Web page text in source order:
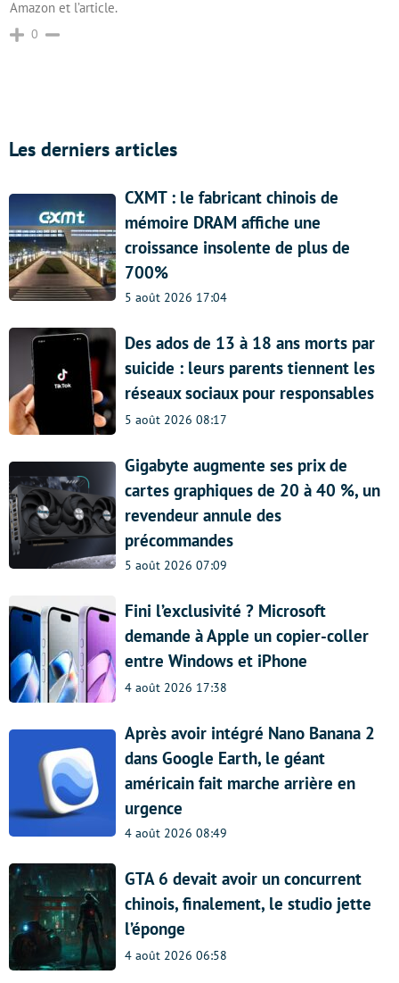
Amazon et l’article.
0
Les derniers articles
CXMT : le fabricant chinois de
mémoire DRAM affiche une
croissance insolente de plus de
700%
5 août 2026 17:04
Des ados de 13 à 18 ans morts par
suicide : leurs parents tiennent les
réseaux sociaux pour responsables
5 août 2026 08:17
Gigabyte augmente ses prix de
cartes graphiques de 20 à 40 %, un
revendeur annule des
précommandes
5 août 2026 07:09
Fini l’exclusivité ? Microsoft
demande à Apple un copier-coller
entre Windows et iPhone
4 août 2026 17:38
Après avoir intégré Nano Banana 2
dans Google Earth, le géant
américain fait marche arrière en
urgence
4 août 2026 08:49
GTA 6 devait avoir un concurrent
chinois, finalement, le studio jette
l’éponge
4 août 2026 06:58